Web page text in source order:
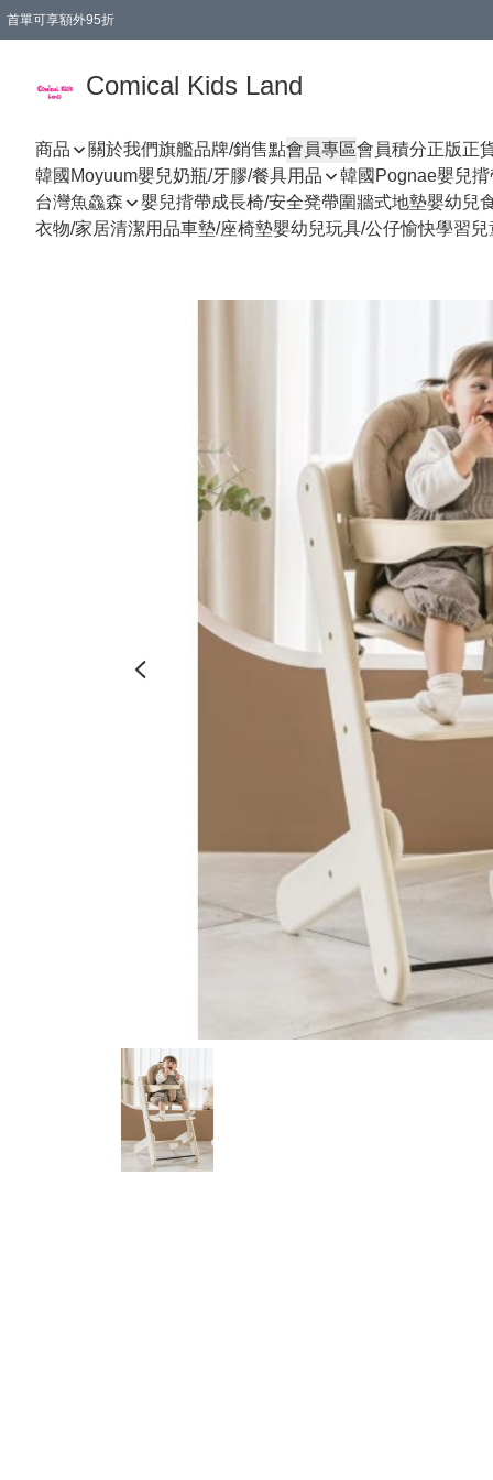
首單可享額外95折
Comical Kids Land
商品 關於我們旗艦品牌/銷售點會員專區會員積分正版正
韓國Moyuum嬰兒奶瓶/牙膠/餐具用品
韓國Pognae嬰兒揹
台灣魚鱻森
嬰兒揹帶成長椅/安全凳帶圍牆式地墊嬰幼兒
衣物/家居清潔用品車墊/座椅墊嬰幼兒玩具/公仔愉快學習